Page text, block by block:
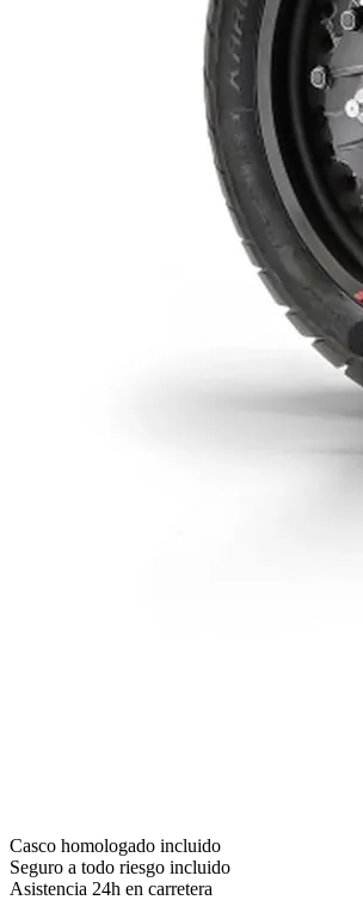
Casco homologado incluido
Seguro a todo riesgo incluido
Asistencia 24h en carretera